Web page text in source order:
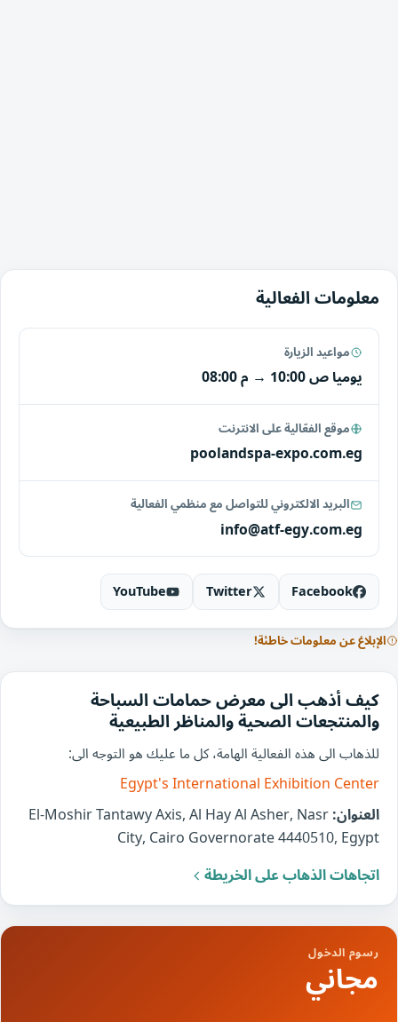
معلومات الفعالية
مواعيد الزيارة
يوميا10:00 ص → 08:00 م
موقع الفعّالية على الانترنت
poolandspa-expo.com.eg
البريد الالكتروني للتواصل مع منظمي الفعالية
info@atf-egy.com.eg
Facebook
Twitter
YouTube
الإبلاغ عن معلومات خاطئة!
كيف أذهب الى معرض حمامات السباحة
والمنتجعات الصحية والمناظر الطبيعية
للذهاب الى هذه الفعالية الهامة، كل ما عليك هو التوجه الى:
Egypt's International Exhibition Center
العنوان:El-Moshir Tantawy Axis, Al Hay Al Asher, Nasr
City, Cairo Governorate 4440510, Egypt
اتجاهات الذهاب على الخريطة
رسوم الدخول
مجاني